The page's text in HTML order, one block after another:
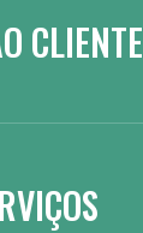
CLIENTE